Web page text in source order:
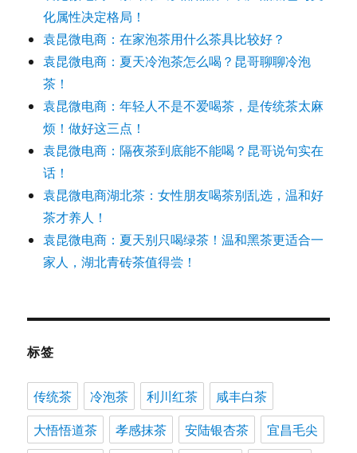
化属性决定格局！
袁昆微电商：在家泡茶用什么茶具比较好？
袁昆微电商：夏天冷泡茶怎么喝？昆哥聊聊冷泡
茶！
袁昆微电商：年轻人不是不爱喝茶，是传统茶太麻
烦！做好这三点！
袁昆微电商：隔夜茶到底能不能喝？昆哥说句实在
话！
袁昆微电商湖北茶：女性朋友喝茶别乱选，温和好
茶才养人！
袁昆微电商：夏天别只喝绿茶！温和黑茶更适合一
家人，湖北青砖茶值得尝！
标签
传统茶 冷泡茶 利川红茶
咸丰白茶
大悟悟道茶
孝感抹茶 安陆银杏茶
宜昌毛尖